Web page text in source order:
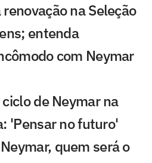
na Seleção
entenda
com Neymar
de Neymar na
'Pensar no futuro'
quem será o